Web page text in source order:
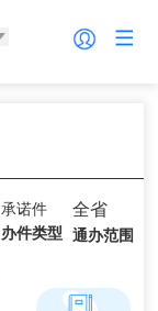
承诺件
办件类型
全省
通办范围